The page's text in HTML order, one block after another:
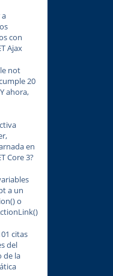
con
Ajax
not
20
ahora,
en
Core 3?
a un
o
citas
del
de la